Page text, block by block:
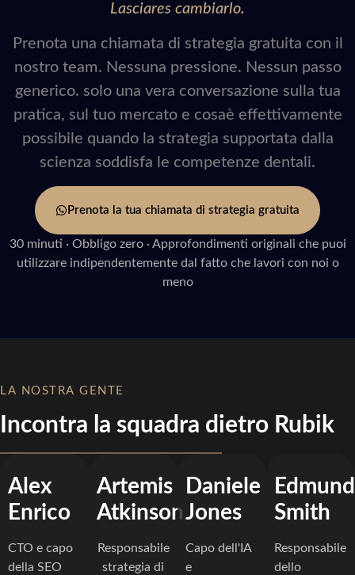
Lasciares cambiarlo.
Prenota una chiamata di strategia gratuita con il
nostro team. Nessuna pressione. Nessun passo
generico. solo una vera conversazione sulla tua
pratica, sul tuo mercato e cosaè effettivamente
possibile quando la strategia supportata dalla
scienza soddisfa le competenze dentali.
Prenota la tua chiamata di strategia gratuita
30 minuti · Obbligo zero · Approfondimenti originali che puoi
utilizzare indipendentemente dal fatto che lavori con noi o
meno
LA NOSTRA GENTE
Incontra la squadra dietro Rubik
Alex
Enrico
CTO e capo
della SEO
Artemis
Atkinson
Responsabile
strategia di
Daniele
Jones
Capo dell'IA
e
Edmund
Smith
Responsabile
dello